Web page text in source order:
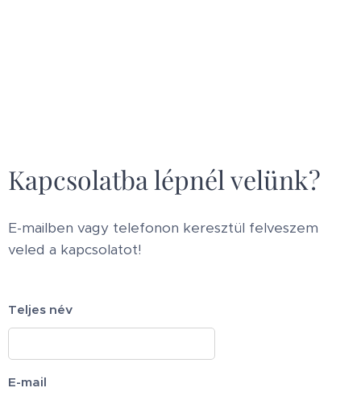
Kapcsolatba lépnél velünk?
E-mailben vagy telefonon keresztül felveszem
veled a kapcsolatot!
Teljes név
E-mail